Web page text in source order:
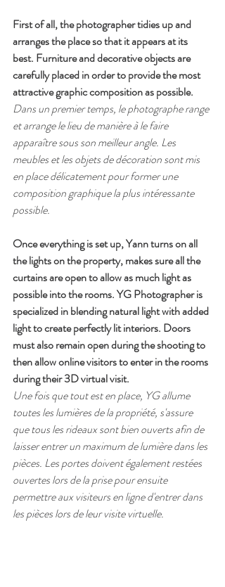
First of all, the photographer tidies up and
arranges the place so that it appears at its
best. Furniture and decorative objects are
carefully placed in order to provide the most
attractive graphic composition as possible.
Dans un premier temps, le photographe range
et arrange le lieu de manière à le faire
apparaître sous son meilleur angle. Les
meubles et les objets de décoration sont mis
en place délicatement pour former une
composition graphique la plus intéressante
possible.
Once everything is set up, Yann turns on all
the lights on the property, makes sure all the
curtains are open to allow as much light as
possible into the rooms. YG Photographer is
specialized in blending natural light with added
light to create perfectly lit interiors. Doors
must also remain open during the shooting to
then allow online visitors to enter in the rooms
during their 3D virtual visit.
Une fois que tout est en place, YG allume
toutes les lumières de la propriété, s'assure
que tous les rideaux sont bien ouverts afin de
laisser entrer un maximum de lumière dans les
pièces. Les portes doivent également restées
ouvertes lors de la prise pour ensuite
permettre aux visiteurs en ligne d'entrer dans
les pièces lors de leur visite virtuelle.